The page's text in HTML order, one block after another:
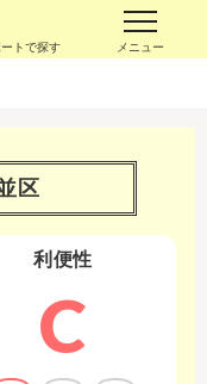
トで探す メニュー
区
利便性
C